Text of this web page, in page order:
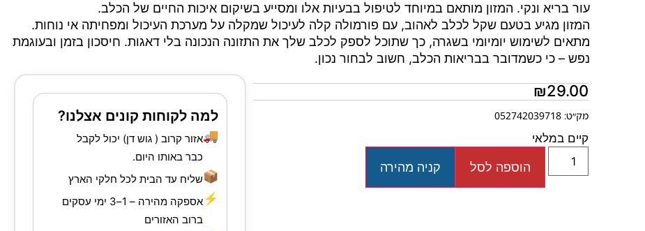
עור בריא ונקי. המזון מותאם במיוחד לטיפול בבעיות אלו ומסייע בשיקום איכות החיים של הכלב.
המזון מגיע בטעם שקל לכלב לאהוב, עם פורמולה קלה לעיכול שמקלה על מערכת העיכול ומפחיתה אי נוחות.
מתאים לשימוש יומיומי בשגרה, כך שתוכל לספק לכלב שלך את התזונה הנכונה בלי דאגות. חיסכון בזמן ובעוגמת
נפש – כי כשמדובר בבריאות הכלב, חשוב לבחור נכון.
₪29.00
מק״ט: 052742039718
קיים במלאי
הוספה לסל קניה מהירה
למה לקוחות קונים אצלנו?
🚚אזור קרוב ( גוש דן) יכול לקבל
כבר באותו היום.
📦שליח עד הבית לכל חלקי הארץ
⚡
אספקה מהירה – 1–3 ימי עסקים
ברוב האזורים